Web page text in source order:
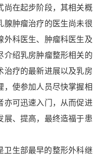
尚在起步阶段，其相关概
腺肿瘤治疗的医生尚未很
外科医生、肿瘤科医生及
介绍乳房肿瘤整形相关的
治疗的最新进展以及乳房
，使参加人员尽快掌握相
亦可迅速入门，从而促进
展、提高，最终造福于患
卫生部最早的整形外科继